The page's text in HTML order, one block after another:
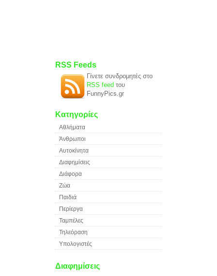
RSS Feeds
Γίνετε συνδρομητές στο
RSS feed του
FunnyPics.gr
Κατηγορίες
Αθλήματα
Άνθρωποι
Αυτοκίνητα
Διαφημίσεις
Διάφορα
Ζώα
Παιδιά
Περίεργα
Ταμπέλες
Τηλεόραση
Υπολογιστές
Διαφημίσεις